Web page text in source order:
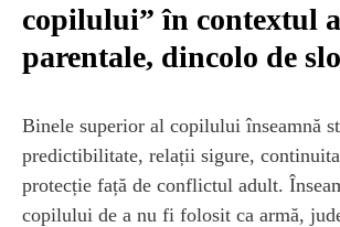
copilului” în contextul
parentale, dincolo de
Binele superior al copilului înseamnă
predictibilitate, relații sigure,
protecție față de conflictul adult.
copilului de a nu fi folosit ca armă,